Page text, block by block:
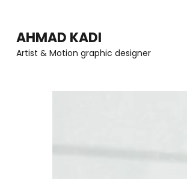
content
AHMAD KADI
Artist & Motion graphic designer